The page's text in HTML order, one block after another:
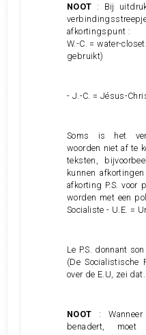
NOOT : Bij
afkortingspunt :
W.-C. = water-
gebruikt)
- J.-C. = Jésus-
Soms is het
woorden niet af te
teksten,
kunnen
afkorting P.S. voor
worden met een
Socialiste - U.E. =
Le P.S. donnant
(De Socialistische
over de E.U, zei
NOOT :
benadert,